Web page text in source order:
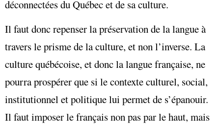
déconnectées du Québec et de sa culture.
Il faut donc repenser la préservation de la langue à
travers le prisme de la culture, et non l’inverse. La
culture québécoise, et donc la langue française, ne
pourra prospérer que si le contexte culturel, social,
institutionnel et politique lui permet de s’épanouir.
Il faut imposer le français non pas par le haut, mais